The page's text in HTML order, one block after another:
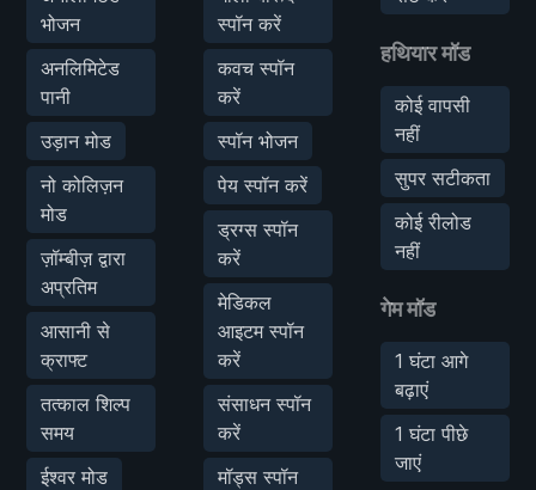
भोजन
अनलिमिटेड
पानी
उड़ान मोड
नो कोलिज़न
मोड
ज़ॉम्बीज़ द्वारा
अप्रतिम
आसानी से
क्राफ्ट
तत्काल शिल्प
समय
ईश्वर मोड
स्पॉन करें
कवच स्पॉन
करें
स्पॉन भोजन
पेय स्पॉन करें
ड्रग्स स्पॉन
करें
मेडिकल
आइटम स्पॉन
करें
संसाधन स्पॉन
करें
मॉड्स स्पॉन
हथियार मॉड
कोई वापसी
नहीं
सुपर सटीकता
कोई रीलोड
नहीं
गेम मॉड
1 घंटा आगे
बढ़ाएं
1 घंटा पीछे
जाएं